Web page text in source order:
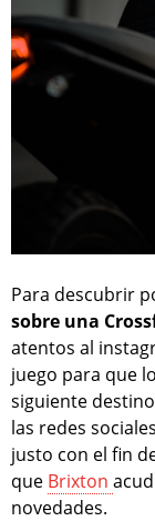
Para descubrir
sobre una
atentos al
juego para que
siguiente
las redes
justo con el fin
que Brixton
novedades.